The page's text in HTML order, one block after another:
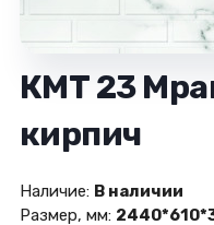
КМТ 23
кирпич
Наличие: В наличии
Размер, мм: